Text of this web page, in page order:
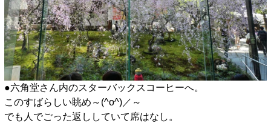
●六角堂さん内のスターバックスコーヒーへ。
このすばらしい眺め～(^o^)／～
でも人でごった返ししていて席はなし。